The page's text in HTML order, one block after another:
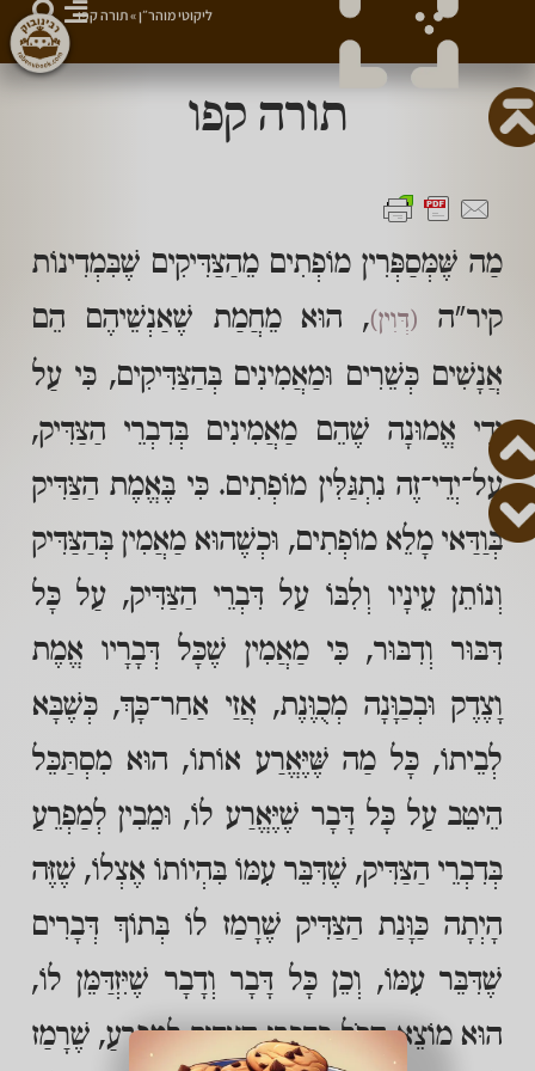
תורה קפו
מַה שֶּׁמְּסַפְּרִין מוֹפְתִים מֵהַצַּדִּיקִים שֶׁבִּמְדִינוֹת
קיר"ה
(דְּוִין), הוּא מֵחֲמַת שֶׁאַנְשֵׁיהֶם הֵם
אֲנָשִׁים כְּשֵׁרִים וּמַאֲמִינִים בְּהַצַּדִּיקִים, כִּי עַל
יְדֵי אֱמוּנָה שֶׁהֵם מַאֲמִינִים בְּדִבְרֵי הַצַּדִּיק,
עַל־יְדֵי־זֶה נִתְגַּלִּין מוֹפְתִים. כִּי בֶּאֱמֶת הַצַּדִּיק
בְּוַדַּאי מָלֵא מוֹפְתִים, וּכְשֶׁהוּא מַאֲמִין בְּהַצַּדִּיק
וְנוֹתֵן עֵינָיו וְלִבּוֹ עַל דִּבְרֵי הַצַּדִּיק, עַל כָּל
דִּבּוּר וְדִבּוּר, כִּי מַאֲמִין שֶׁכָּל דְּבָרָיו אֱמֶת
וָצֶדֶק וּבְכַוָּנָה מְכֻוֶּנֶת, אֲזַי אַחַר־כָּךְ, כְּשֶׁבָּא
לְבֵיתוֹ, כָּל מַה שֶּׁיֶּאֱרַע אוֹתוֹ, הוּא מִסְתַּכֵּל
הֵיטֵב עַל כָּל דָּבָר שֶׁיֶּאֱרַע לוֹ, וּמֵבִין לְמַפְרֵעַ
בְּדִבְרֵי הַצַּדִּיק, שֶׁדִּבֵּר עִמּוֹ בִּהְיוֹתוֹ אֶצְלוֹ, שֶׁזֶּה
הָיְתָה כַּוָּנַת הַצַּדִּיק שֶׁרָמַז לוֹ בְּתוֹךְ דְּבָרִים
שֶׁדִּבֵּר עִמּוֹ, וְכֵן כָּל דָּבָר וְדָבָר שֶׁיִּזְדַּמֵּן לוֹ,
הוּא מוֹצֵא הַכֹּל בְּדִבְרֵי הַצַּדִּיק לְמַפְרֵעַ, שֶׁרָמַז
ליקוטי מוהר״ן»תורה קפו